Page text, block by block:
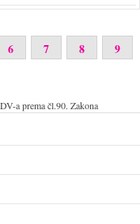
6 7 8
9
a prema čl.90. Zakona